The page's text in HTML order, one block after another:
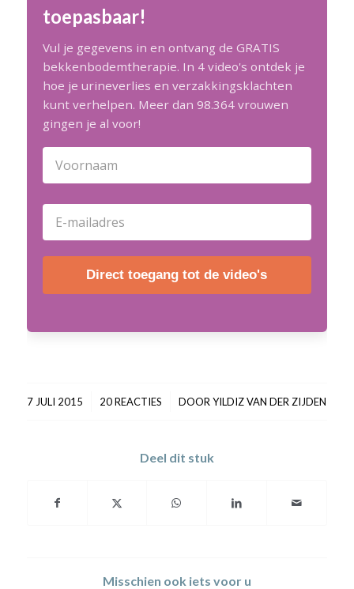
toepasbaar!
Vul je gegevens in en ontvang de GRATIS
bekkenbodemtherapie. In 4 video's ontdek je
hoe je urineverlies en verzakkingsklachten
kunt verhelpen. Meer dan 98.364 vrouwen
gingen je al voor!
Direct toegang tot de video's
7 JULI 2015
/ 20 REACTIES
/ DOORYILDIZ VAN DER ZIJDEN
Deel dit stuk
Misschien ook iets voor u